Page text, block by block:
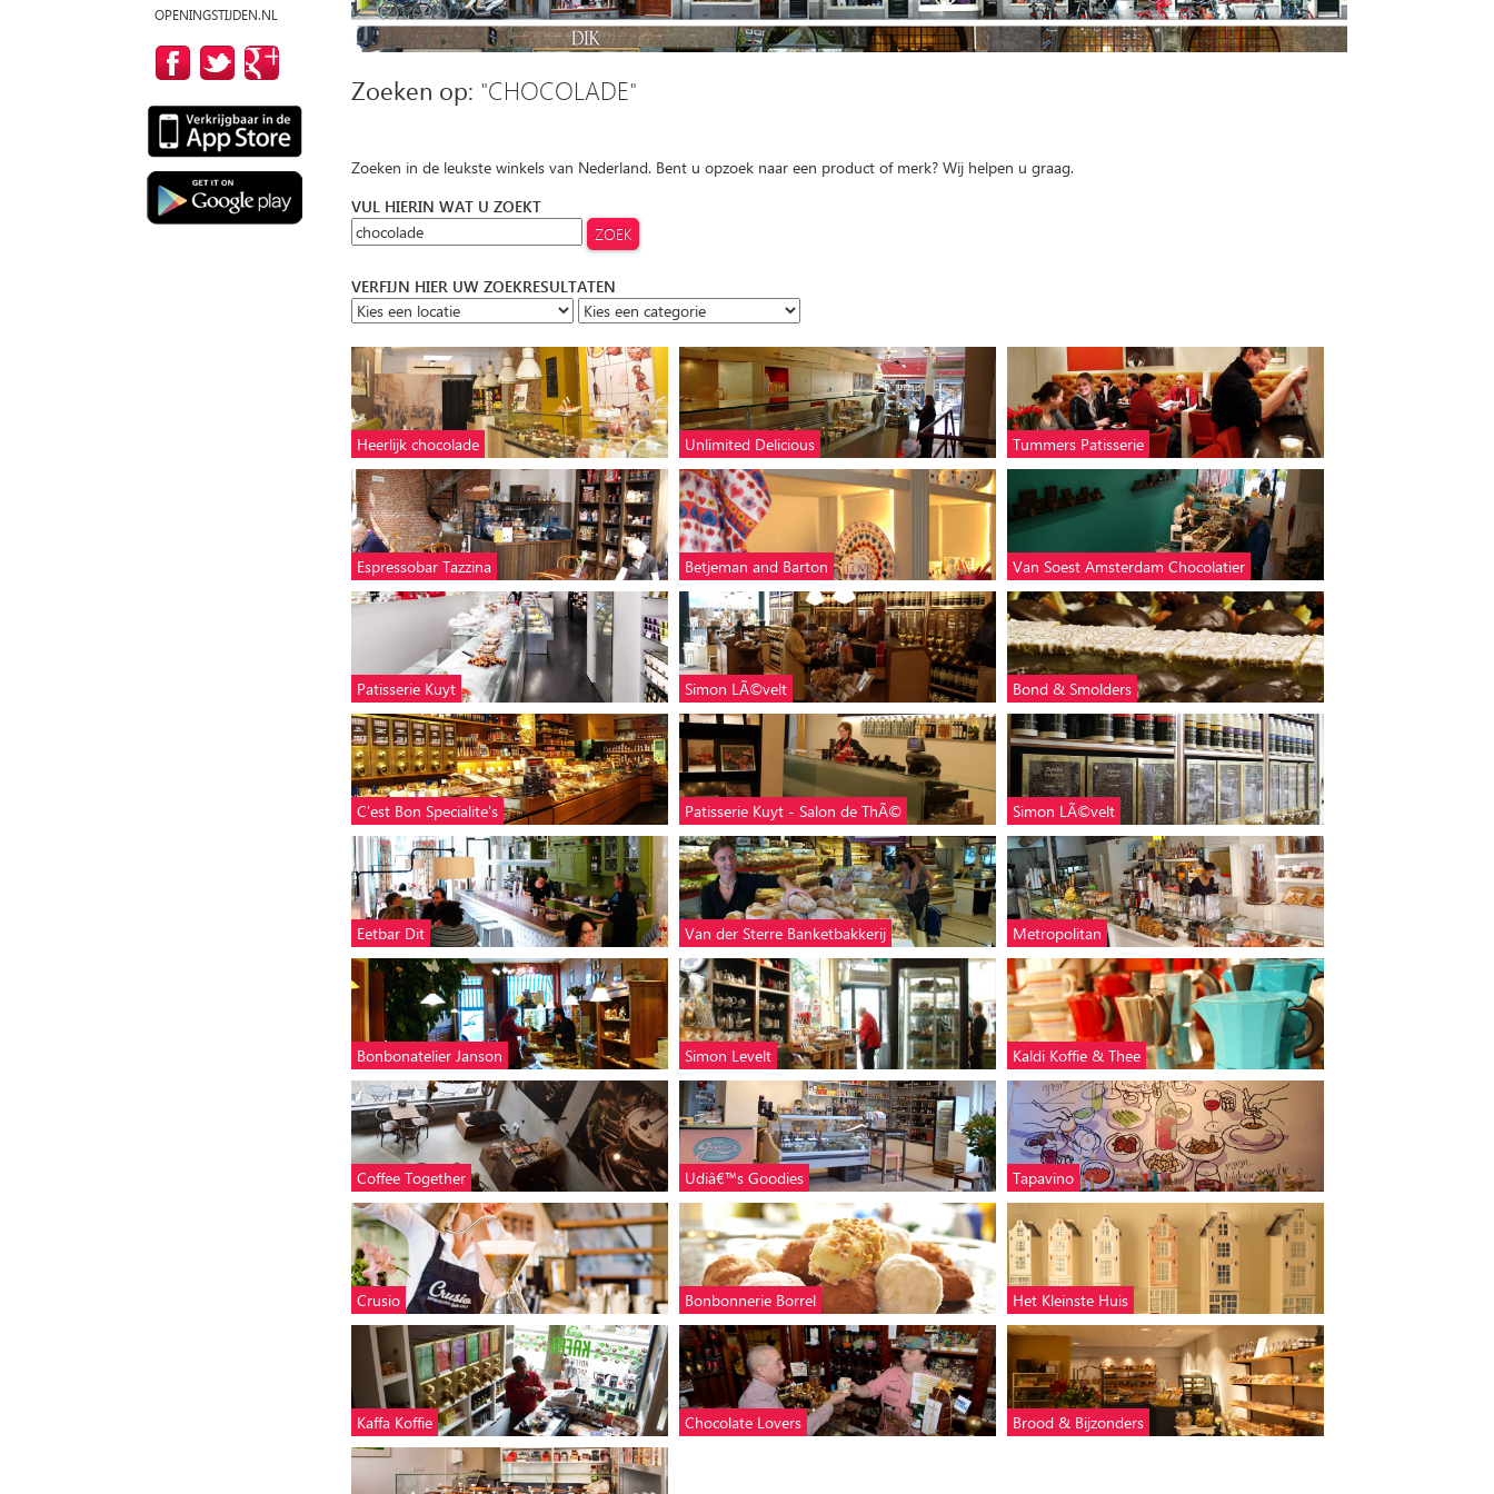
OPENINGSTIJDEN.NL
Zoeken op: "CHOCOLADE"
Zoeken in de leukste winkels van Nederland. Bent u opzoek naar een product of merk? Wij helpen u graag.
VUL HIERIN WAT U ZOEKT
VERFIJN HIER UW ZOEKRESULTATEN
Heerlijk chocolade Unlimited Delicious Tummers Patisserie
Espressobar Tazzina Betjeman and Barton Van Soest Amsterdam Chocolatier
Patisserie Kuyt Simon LÃ©velt Bond & Smolders
C'est Bon Specialite's Patisserie Kuyt - Salon de ThÃ© Simon LÃ©velt
Eetbar Dit Van der Sterre Banketbakkerij Metropolitan
Bonbonatelier Janson Simon Levelt Kaldi Koffie & Thee
Coffee Together Udiâ€™s Goodies Tapavino
Crusio Bonbonnerie Borrel Het Kleinste Huis
Kaffa Koffie Chocolate Lovers Brood & Bijzonders